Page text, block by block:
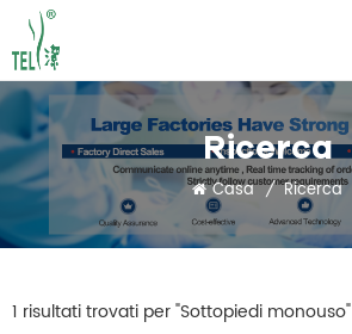
Ricerca
Casa / Ricerca
1 risultati trovati per "Sottopiedi monouso"